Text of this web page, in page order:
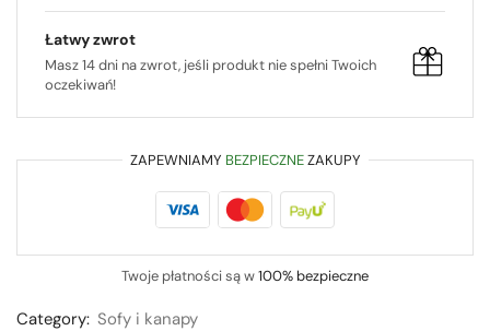
Łatwy zwrot
Masz 14 dni na zwrot, jeśli produkt nie spełni Twoich
oczekiwań!
ZAPEWNIAMY BEZPIECZNEZAKUPY
Twoje płatności są w100% bezpieczne
Category: Sofy i kanapy